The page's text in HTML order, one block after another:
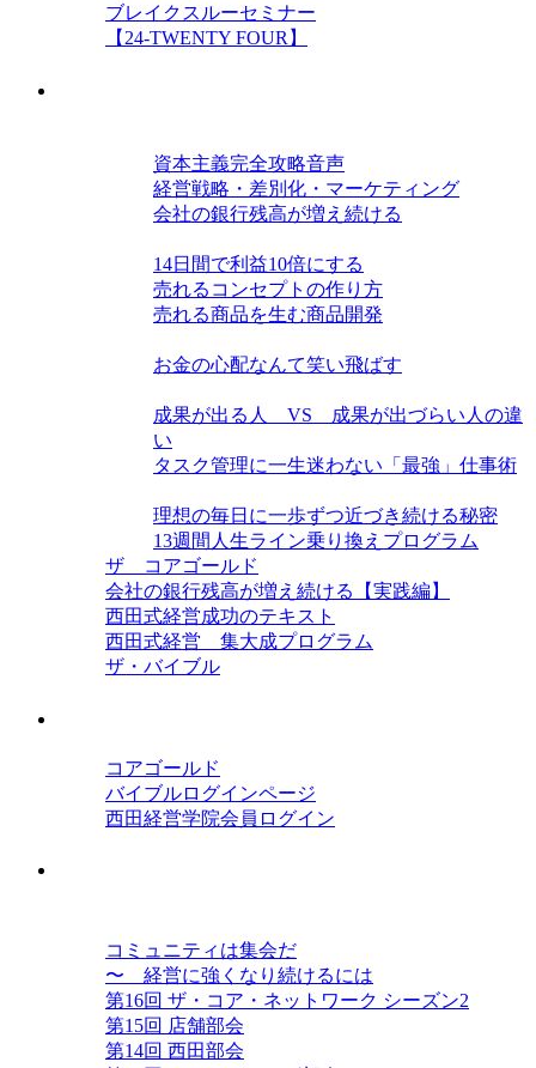
ブレイクスルーセミナー
【24-TWENTY FOUR】
資本主義完全攻略音声
経営戦略・差別化・マーケティング
会社の銀行残高が増え続ける
14日間で利益10倍にする
売れるコンセプトの作り方
売れる商品を生む商品開発
お金の心配なんて笑い飛ばす
成果が出る人 VS 成果が出づらい人の違
い
タスク管理に一生迷わない「最強」仕事術
理想の毎日に一歩ずつ近づき続ける秘密
13週間人生ライン乗り換えプログラム
ザ コアゴールド
会社の銀行残高が増え続ける【実践編】
西田式経営成功のテキスト
西田式経営 集大成プログラム
ザ・バイブル
コアゴールド
バイブルログインページ
西田経営学院会員ログイン
コミュニティは集会だ
〜 経営に強くなり続けるには
第16回 ザ・コア・ネットワーク シーズン2
第15回 店舗部会
第14回 西田部会